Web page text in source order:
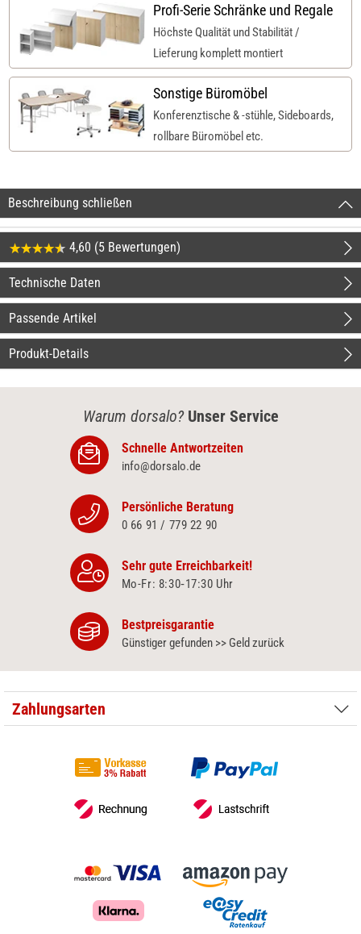
Profi-Serie Schränke und Regale
Höchste Qualität und Stabilität /
Lieferung komplett montiert
Sonstige Büromöbel
Konferenztische & -stühle, Sideboards,
rollbare Büromöbel etc.
Beschreibung schließen
4,60 (5 Bewertungen)
Technische Daten
Passende Artikel
Produkt-Details
Warum dorsalo? Unser Service
Schnelle Antwortzeiten
info@dorsalo.de
Persönliche Beratung
0 66 91 / 779 22 90
Sehr gute Erreichbarkeit!
Mo-Fr: 8:30‑17:30 Uhr
Bestpreisgarantie
Günstiger gefunden >> Geld zurück
Zahlungsarten